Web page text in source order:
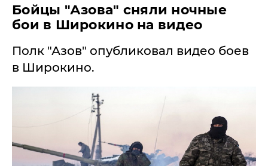
Бойцы "Азова" сняли ночные
бои в Широкино на видео
Полк "Азов" опубликовал видео боев
в Широкино.